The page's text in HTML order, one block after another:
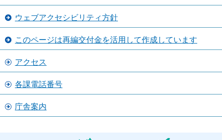
ウェブアクセシビリティ方針
このページは再編交付金を活用して作成しています
アクセス
各課電話番号
庁舎案内